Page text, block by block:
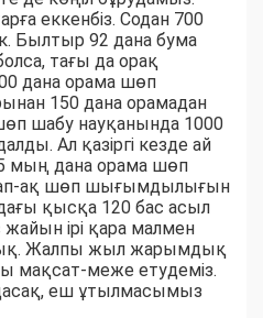
еккенбіз. Содан 700
Былтыр 92 дана бума
тағы да орақ
дана орама шөп
150 дана орамадан
шабу науқанында 1000
Ал қазіргі кезде ай
мың дана орама шөп
ақ шөп шығымдылығын
қысқа 120 бас асыл
ірі қара малмен
Жалпы жыл жарымдық
мақсат-меже етудеміз.
еш ұтылмасымыз